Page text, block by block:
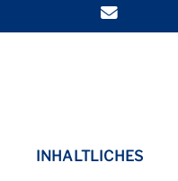
INHALTLICHES